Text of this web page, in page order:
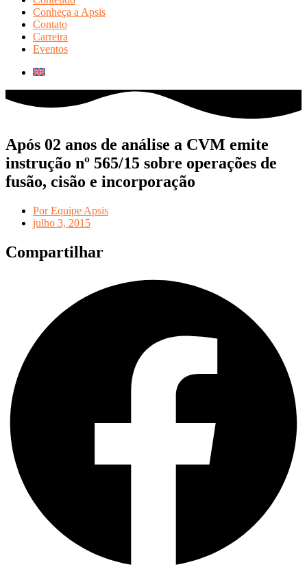
Conheça a Apsis
Contato
Carreira
Eventos
Após 02 anos de análise a CVM emite
instrução nº 565/15 sobre operações de
fusão, cisão e incorporação
PorEquipe Apsis
julho 3, 2015
Compartilhar